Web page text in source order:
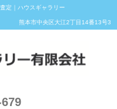
定｜ハウスギャラリー
熊本市中央区大江2丁目14番13号3